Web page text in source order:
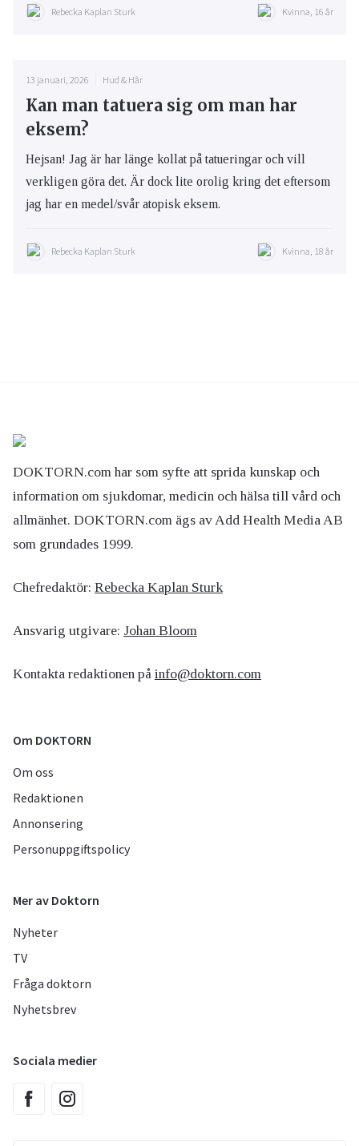
Rebecka Kaplan Sturk Kvinna, 16 år
13 januari, 2026 Hud & Hår
Kan man tatuera sig om man har
eksem?
Hejsan! Jag är har länge kollat på tatueringar och vill
verkligen göra det. Är dock lite orolig kring det eftersom
jag har en medel/svår atopisk eksem.
Rebecka Kaplan Sturk Kvinna, 18 år
DOKTORN.com har som syfte att sprida kunskap och
information om sjukdomar, medicin och hälsa till vård och
allmänhet. DOKTORN.com ägs av Add Health Media AB
som grundades 1999.
Chefredaktör: Rebecka Kaplan Sturk
Ansvarig utgivare: Johan Bloom
Kontakta redaktionen på info@doktorn.com
Om DOKTORN
Om oss
Redaktionen
Annonsering
Personuppgiftspolicy
Mer av Doktorn
Nyheter
TV
Fråga doktorn
Nyhetsbrev
Sociala medier